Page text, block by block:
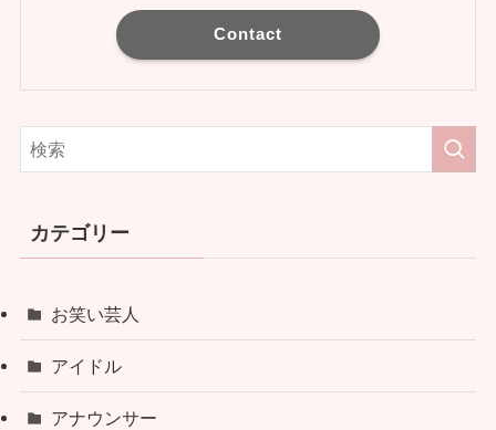
Contact
カテゴリー
お笑い芸人
アイドル
アナウンサー